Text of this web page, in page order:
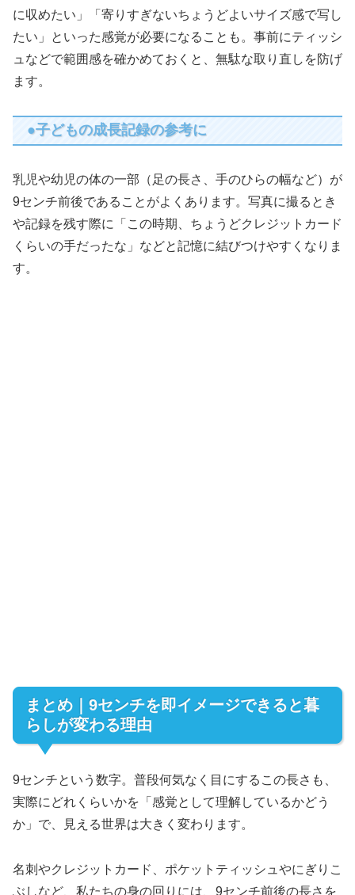
に収めたい」「寄りすぎないちょうどよいサイズ感で写し
たい」といった感覚が必要になることも。事前にティッシ
ュなどで範囲感を確かめておくと、無駄な取り直しを防げ
ます。
●子どもの成長記録の参考に
乳児や幼児の体の一部（足の長さ、手のひらの幅など）が
9センチ前後であることがよくあります。写真に撮るとき
や記録を残す際に「この時期、ちょうどクレジットカード
くらいの手だったな」などと記憶に結びつけやすくなりま
す。
まとめ｜9センチを即イメージできると暮
らしが変わる理由
9センチという数字。普段何気なく目にするこの長さも、
実際にどれくらいかを「感覚として理解しているかどう
か」で、見える世界は大きく変わります。
名刺やクレジットカード、ポケットティッシュやにぎりこ
ぶしなど、私たちの身の回りには、9センチ前後の長さを